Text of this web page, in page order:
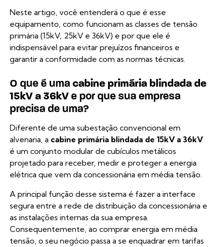
Neste artigo, você entenderá o que é esse
equipamento, como funcionam as classes de tensão
primária (15kV, 25kV e 36kV) e por que ele é
indispensável para evitar prejuízos financeiros e
garantir a conformidade com as normas técnicas.
O que é umacabine primária blindada de
15kV a 36kVe por que sua empresa
precisa de uma?
Diferente de uma subestação convencional em
alvenaria, a cabine primária blindada de 15kV a 36kV
é um conjunto modular de cubículos metálicos
projetado para receber, medir e proteger a energia
elétrica que vem da concessionária em média tensão.
A principal função desse sistema é fazer a interface
segura entre a rede de distribuição da concessionária e
as instalações internas da sua empresa.
Consequentemente, ao comprar energia em média
tensão, o seu negócio passa a se enquadrar em tarifas